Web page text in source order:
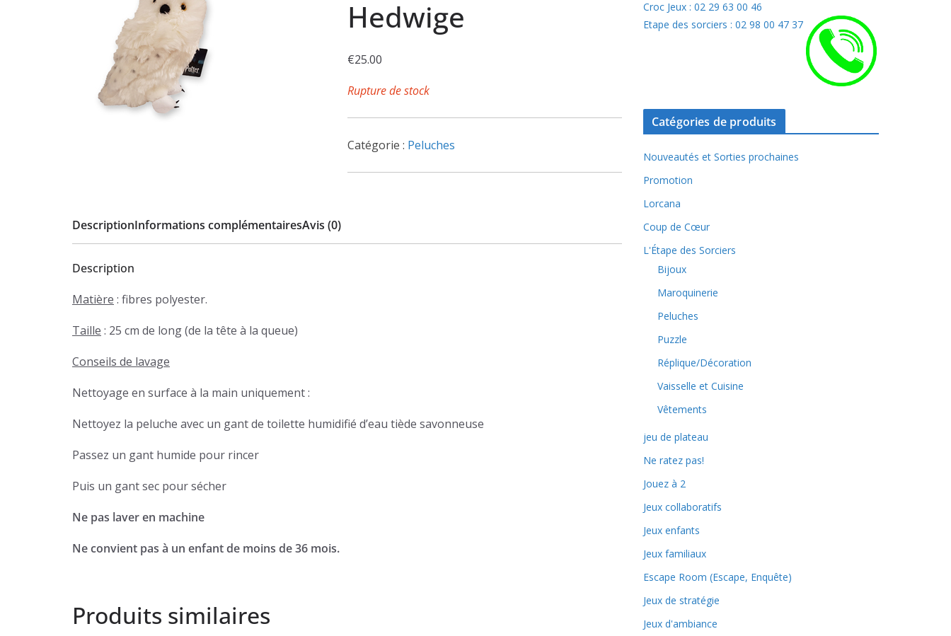
Hedwige
€25.00
Rupture de stock
Catégorie : Peluches
DescriptionInformations complémentairesAvis (0)
Description
Matière : fibres polyester.
Taille : 25 cm de long (de la tête à la queue)
Conseils de lavage
Nettoyage en surface à la main uniquement :
Nettoyez la peluche avec un gant de toilette humidifié d’eau tiède savonneuse
Passez un gant humide pour rincer
Puis un gant sec pour sécher
Ne pas laver en machine
Ne convient pas à un enfant de moins de 36 mois.
Produits similaires
Croc Jeux : 02 29 63 00 46
Etape des sorciers : 02 98 00 47 37
Catégories de produits
Nouveautés et Sorties prochaines
Promotion
Lorcana
Coup de Cœur
L'Étape des Sorciers
Bijoux
Maroquinerie
Peluches
Puzzle
Réplique/Décoration
Vaisselle et Cuisine
Vêtements
jeu de plateau
Ne ratez pas!
Jouez à 2
Jeux collaboratifs
Jeux enfants
Jeux familiaux
Escape Room (Escape, Enquête)
Jeux de stratégie
Jeux d'ambiance